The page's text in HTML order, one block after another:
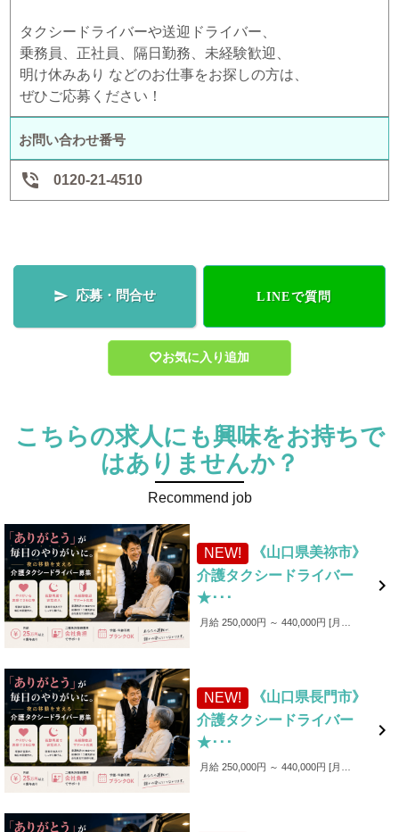
タクシードライバーや送迎ドライバー、
乗務員、正社員、隔日勤務、未経験歓迎、
明け休みあり などのお仕事をお探しの方は、
ぜひご応募ください！
お問い合わせ番号
 0120-21-4510
 応募・問合せ LINEで質問
お気に入り追加
こちらの求人にも興味をお持ちで
はありませんか？
Recommend job
NEW!
《山口県美祢市》
介護タクシードライバー
★･･･
月給 250,000円 ～ 440,000円 月給250,000円～440,000円 ■各種手当 ・家族手当（～1,000円／月） ・皆勤手当（～6,000円／月） ・無事故手当（～10,000円／月） ・愛車手当 ■賞与あり ✨入社後4カ月間は保証給制度あり！（最大25万円）

NEW!
《山口県長門市》
介護タクシードライバー
★･･･
月給 250,000円 ～ 440,000円 月給250,000円～440,000円 ■各種手当 ・家族手当（～1,000円／月） ・皆勤手当（～6,000円／月） ・無事故手当（～10,000円／月） ・愛車手当 ■賞与あり ✨入社後4カ月間は保証給制度あり！（最大25万円）
